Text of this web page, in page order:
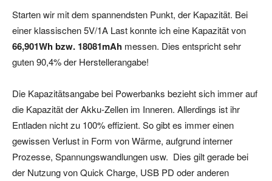
Starten wir mit dem spannendsten Punkt, der Kapazität. Bei
einer klassischen 5V/1A Last konnte ich eine Kapazität von
66,901Wh bzw. 18081mAh messen. Dies entspricht sehr
guten 90,4% der Herstellerangabe!
Die Kapazitätsangabe bei Powerbanks bezieht sich immer auf
die Kapazität der Akku-Zellen im Inneren. Allerdings ist ihr
Entladen nicht zu 100% effizient. So gibt es immer einen
gewissen Verlust in Form von Wärme, aufgrund interner
Prozesse, Spannungswandlungen usw. Dies gilt gerade bei
der Nutzung von Quick Charge, USB PD oder anderen